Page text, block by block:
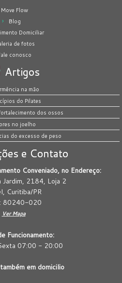
Move Flow
Blog
Domiciliar
de fotos
conosco
Artigos
na mão
do Pilates
dos ossos
no joelho
do excesso de peso
e Contato
Conveniado, no Endereço:
Jardim, 2184, Loja 2
Curitiba/PR
80240-020
Ver Mapa
Funcionamento:
07:00 - 20:00
em domicilio